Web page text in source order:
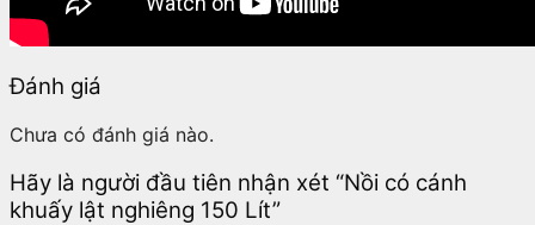
Đánh giá
Chưa có đánh giá nào.
Hãy là người đầu tiên nhận xét “Nồi có cánh
khuấy lật nghiêng 150 Lít”